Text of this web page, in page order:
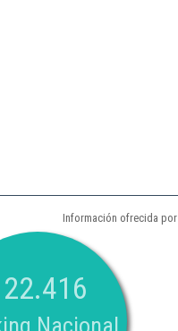
Información ofrecida por
Nacional